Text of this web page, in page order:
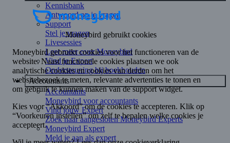
Kennisbank
Antwoord op je vragen
Support
Stel je vragen
Livesessies
Leer meer over Moneybird
Vind je Expert
Ondersteuning bij boekhouden
Accountants
Accountants
Moneybird voor accountants
Vind jouw Expert
Zoek naar aangesloten Moneybird Experts
Moneybird Expert
Meld je aan als expert